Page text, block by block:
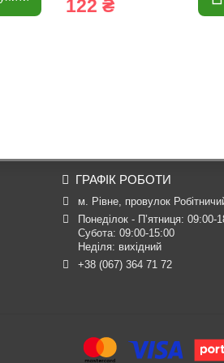
122 ₴
ГРАФІК РОБОТИ
м. Рівне, провулок
Понеділок - П’ятниця: 09:00-
Субота: 09:00-15:00
Неділя: вихідний
+38 (067) 364 71 72